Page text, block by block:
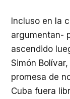
Incluso en la
argumentan-
ascendido
Simón
promesa de
Cuba fuera